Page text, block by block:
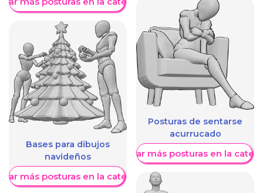
Bases para dibujos
navideños
más posturas en la categoría
Posturas de sentarse
acurrucado
Mostrar más posturas en la